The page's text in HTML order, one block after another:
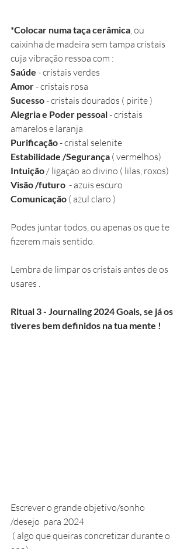
*Colocar numa taça cerâmica, ou
caixinha de madeira sem tampa cristais
cuja vibração ressoa com :
Saúde - cristais verdes
Amor - cristais rosa
Sucesso - cristais dourados ( pirite )
Alegria e Poder pessoal - cristais
amarelos e laranja
Purificação - cristal selenite
Estabilidade /Segurança ( vermelhos)
Intuição / ligação ao divino ( lilas, roxos)
Visão /futuro
  - azuis escuro
Comunicação ( azul claro )
Podes juntar todos, ou apenas os que te
fizerem mais sentido.
Lembra de limpar os cristais antes de os
usares .
Ritual 3 - Journaling 2024 Goals, se já os
tiveres bem definidos na tua mente !
Escrever o grande objetivo/sonho
/desejo  para 2024